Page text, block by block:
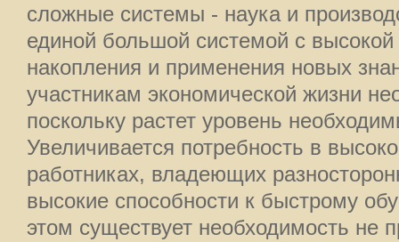
сложные системы - наука и
единой большой системой с
накопления и применения новых
участникам экономической жизни
поскольку растет уровень
Увеличивается потребность в
работниках, владеющих
высокие способности к быстрому
этом существует необходимость не